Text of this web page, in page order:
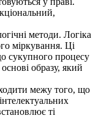
методи. Логіка
міркування. Ці
сукупного процесу
образу, який
межу того, що
ті